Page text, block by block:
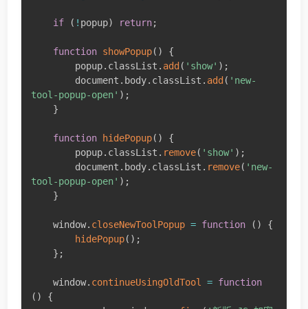
if ( ! popup) return;
function showPopup( )
{
        popup
. classList . add ( 'show' ) ;
        document
. body. classList . add ( 'new-
tool-popup-open' ) ;
}
function hidePopup( )
{
        popup
. classList . remove( 'show' ) ;
        document
. body. classList . remove( 'new-
tool-popup-open' ) ;
}
    window
. closeNewToolPopup = function ( )
{
hidePopup( ) ;
} ;
    window
. continueUsingOldTool = function
( )
{